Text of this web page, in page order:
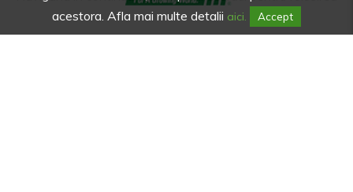
acestora. Afla mai multe detalii aici. Accept